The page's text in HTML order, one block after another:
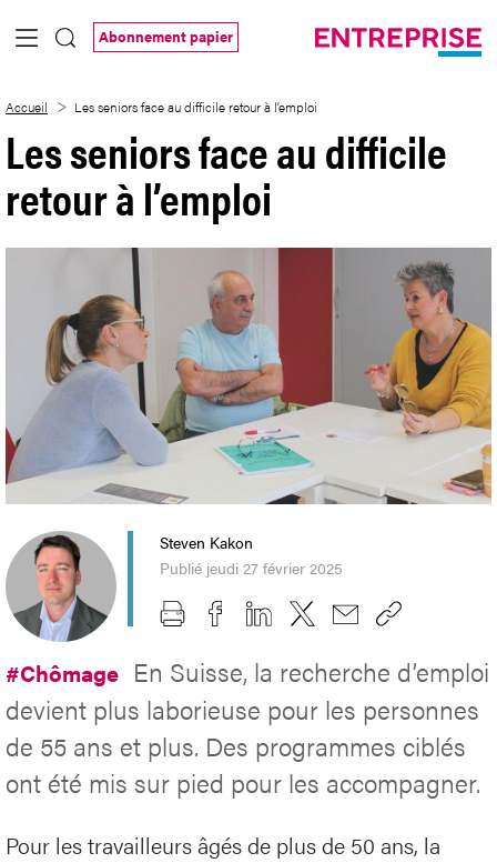
Saut au contenu principal
Abonnement papier
Accueil Les seniors face au difficile retour à l’emploi
Les seniors face au difficile
retour à l’emploi
Steven Kakon
Publié jeudi 27 février 2025
#Chômage En Suisse, la recherche d’emploi
devient plus laborieuse pour les personnes
de 55 ans et plus. Des programmes ciblés
ont été mis sur pied pour les accompagner.
Pour les travailleurs âgés de plus de 50 ans, la